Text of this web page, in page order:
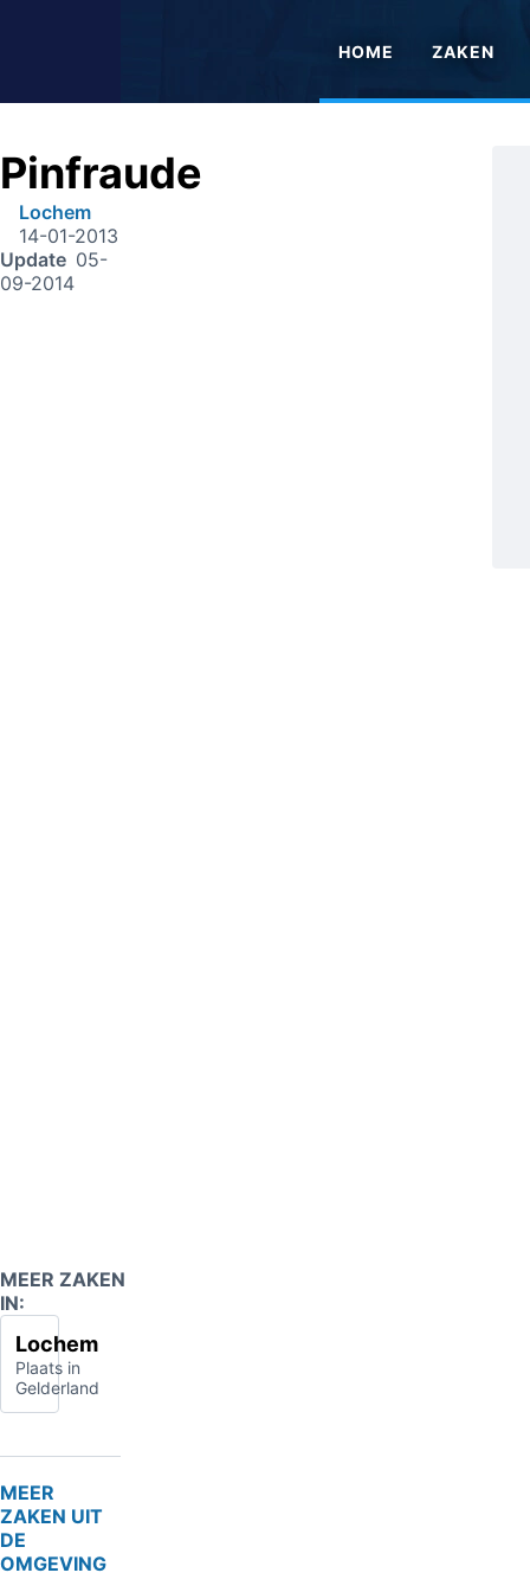
HOME ZAKEN
Pinfraude
Lochem
14-01-2013
Update 05-
09-2014
MEER ZAKEN
IN:
Lochem
Plaats in
Gelderland
MEER
ZAKEN UIT
DE
OMGEVING